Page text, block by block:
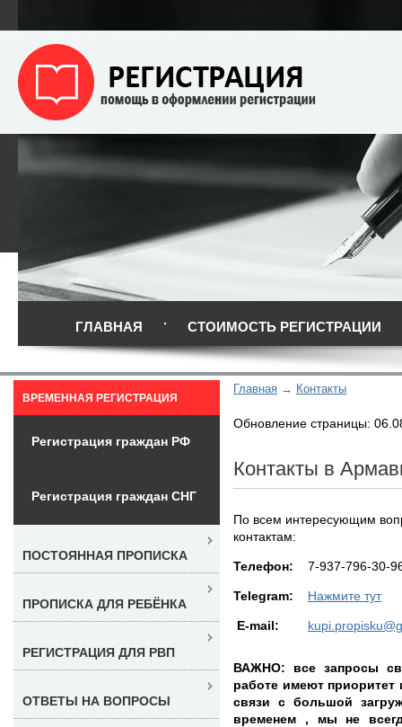
ГЛАВНАЯ СТОИМОСТЬ РЕГИСТРАЦИИ
Главная Контакты
Обновление страницы:
Контакты в
По всем интересующим
контактам:
Teлефон: 7-937-796-30-
Telegram: Нажмите тут
E-mail:
ВАЖНО: все запросы
работе имеют
связи с большой
временем , мы не
ВРЕМЕННАЯ РЕГИСТРАЦИЯ
Регистрация граждан РФ
Регистрация граждан СНГ
ПОСТОЯННАЯ ПРОПИСКА
ПРОПИСКА ДЛЯ РЕБЁНКА
РЕГИСТРАЦИЯ ДЛЯ РВП
ОТВЕТЫ НА ВОПРОСЫ